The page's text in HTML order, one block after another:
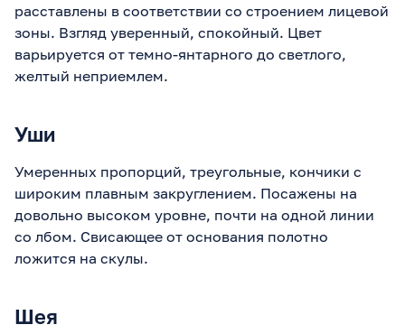
расставлены в соответствии со строением лицевой
зоны. Взгляд уверенный, спокойный. Цвет
варьируется от темно-янтарного до светлого,
желтый неприемлем.
Уши
Умеренных пропорций, треугольные, кончики с
широким плавным закруглением. Посажены на
довольно высоком уровне, почти на одной линии
со лбом. Свисающее от основания полотно
ложится на скулы.
Шея